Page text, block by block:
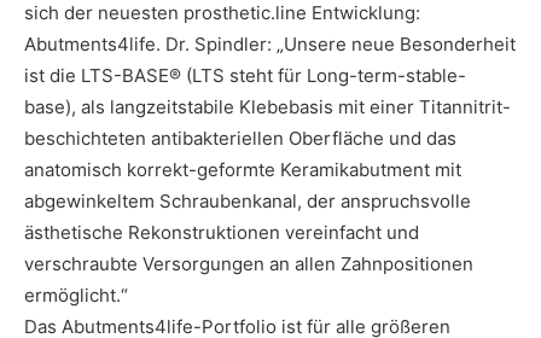
sich der neuesten prosthetic.line Entwicklung:
Abutments4life. Dr. Spindler: „Unsere neue Besonderheit
ist die LTS-BASE® (LTS steht für Long-term-stable-
base), als langzeitstabile Klebebasis mit einer Titannitrit-
beschichteten antibakteriellen Oberfläche und das
anatomisch korrekt-geformte Keramikabutment mit
abgewinkeltem Schraubenkanal, der anspruchsvolle
ästhetische Rekonstruktionen vereinfacht und
verschraubte Versorgungen an allen Zahnpositionen
ermöglicht.“
Das Abutments4life-Portfolio ist für alle größeren